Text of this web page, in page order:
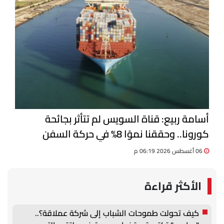
أسامة ربيع: قناة السويس لم تتأثر بجائحة
كورونا.. وحققنا نموًا 8% في حركة السفن
الأكثر قراءة
كيف تحولت طموحات الشباب إلى شركة عملاقة؟..